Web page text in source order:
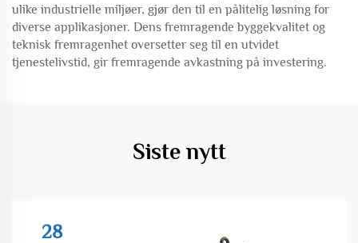
ulike industrielle miljøer, gjør den til en pålitelig løsning for
diverse applikasjoner. Dens fremragende byggekvalitet og
teknisk fremragenhet oversetter seg til en utvidet
tjenestelivstid, gir fremragende avkastning på investering.
Siste nytt
28